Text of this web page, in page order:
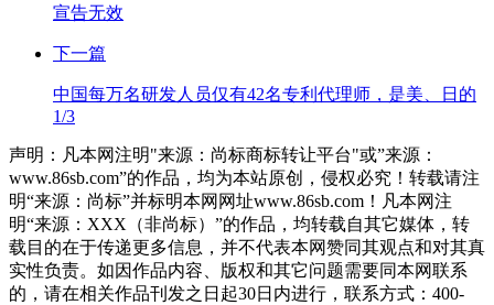
宣告无效
下一篇
中国每万名研发人员仅有42名专利代理师，是美、日的
1/3
声明：凡本网注明"来源：尚标商标转让平台"或”来源：
www.86sb.com”的作品，均为本站原创，侵权必究！转载请注
明“来源：尚标”并标明本网网址www.86sb.com！凡本网注
明“来源：XXX（非尚标）”的作品，均转载自其它媒体，转
载目的在于传递更多信息，并不代表本网赞同其观点和对其真
实性负责。如因作品内容、版权和其它问题需要同本网联系
的，请在相关作品刊发之日起30日内进行，联系方式：400-